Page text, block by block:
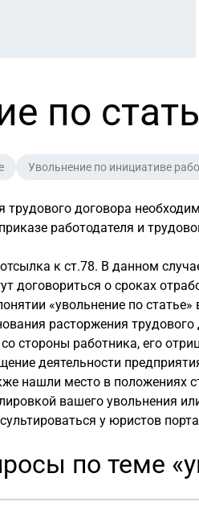
по
Увольнение по инициативе
договора
работодателя и
к ст.78. В данном
договориться о сроках
«увольнение по
расторжения
стороны работника, его
деятельности
нашли место в положениях
вашего увольнения
у юристов
по теме